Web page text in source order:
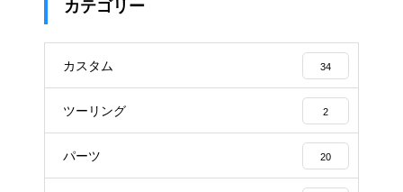
カテゴリー
カスタム 34
ツーリング 2
パーツ 20